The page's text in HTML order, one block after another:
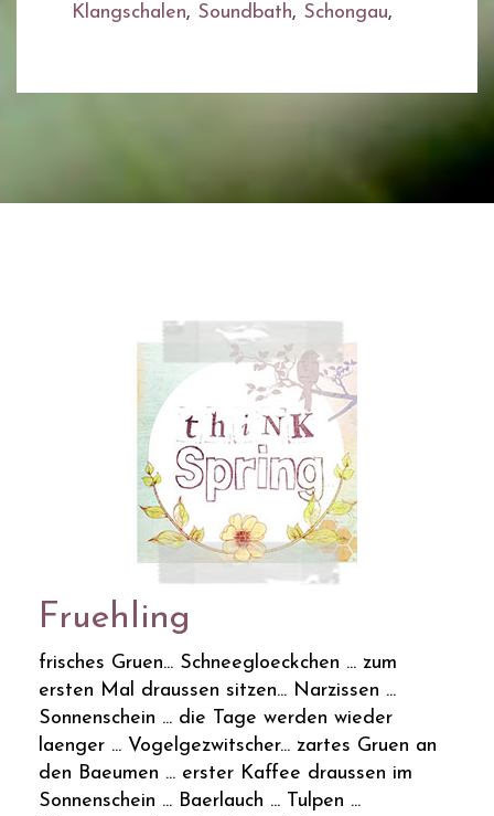
Klangschalen, Soundbath, Schongau,
Fruehling
frisches Gruen... Schneegloeckchen ... zum
ersten Mal draussen sitzen... Narzissen ...
Sonnenschein ... die Tage werden wieder
laenger ... Vogelgezwitscher... zartes Gruen an
den Baeumen ... erster Kaffee draussen im
Sonnenschein ... Baerlauch ... Tulpen ...